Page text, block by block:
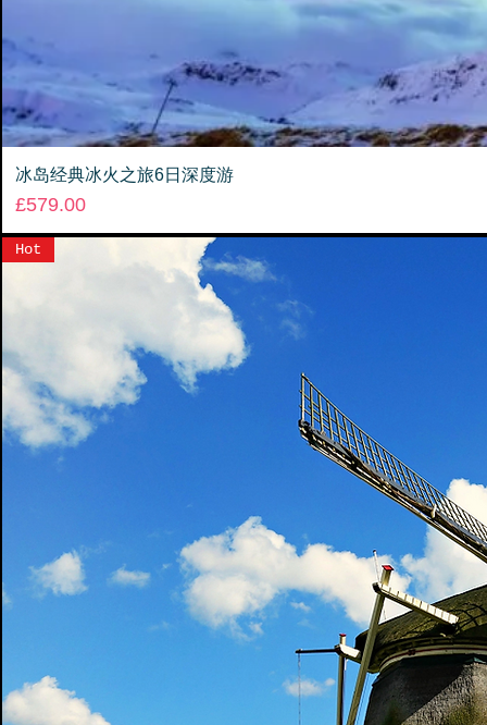
冰岛经典冰火之旅6日深度游
Price
£579.00
Hot